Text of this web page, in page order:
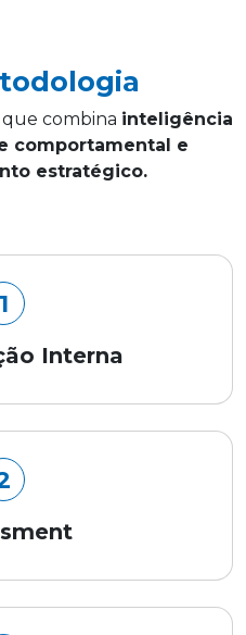
combina inteligência
comportamental e
estratégico.
1
Interna